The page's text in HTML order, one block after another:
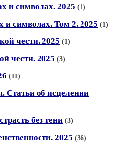
и символах. 2025 (1)
и символах. Том 2. 2025 (1)
чести. 2025 (1)
чести. 2025 (3)
(11)
Статьи об исцелении
без тени (3)
2025 (36)